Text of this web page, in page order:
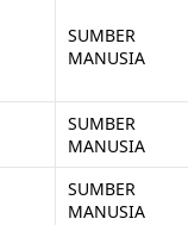
SUMBER
MANUSIA
SUMBER
MANUSIA
SUMBER
MANUSIA